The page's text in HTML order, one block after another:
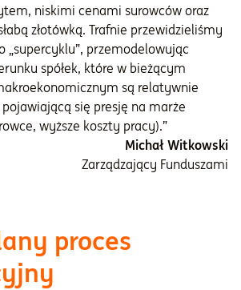
niskimi cenami surowców oraz
złotówką. Trafnie przewidzieliśmy
„supercyklu”, przemodelowując
spółek, które w bieżącym
są relatywnie
się presję na marże
wyższe koszty pracy).”
Michał Witkowski
Zarządzający Funduszami
proces